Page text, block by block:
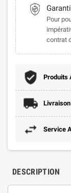
Pour
contrat
Produits
Service
DESCRIPTION